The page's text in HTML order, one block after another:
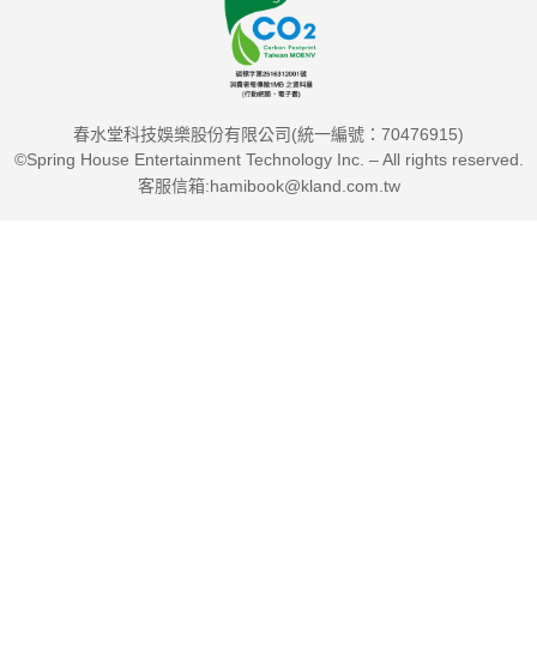
春水堂科技娛樂股份有限公司(統一編號：70476915)
©Spring House Entertainment Technology Inc. – All rights reserved.
客服信箱:hamibook@kland.com.tw